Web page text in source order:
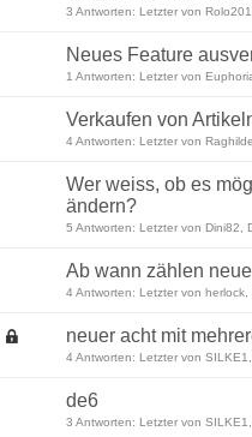
3 Antworten: Letzter von
Neues Feature
1 Antworten: Letzter von
Verkaufen von
4 Antworten: Letzter von
Wer weiss, ob es
ändern?
5 Antworten: Letzter von Dini82,
Ab wann zählen
4 Antworten: Letzter von
neuer acht mit
4 Antworten: Letzter von
de6
3 Antworten: Letzter von